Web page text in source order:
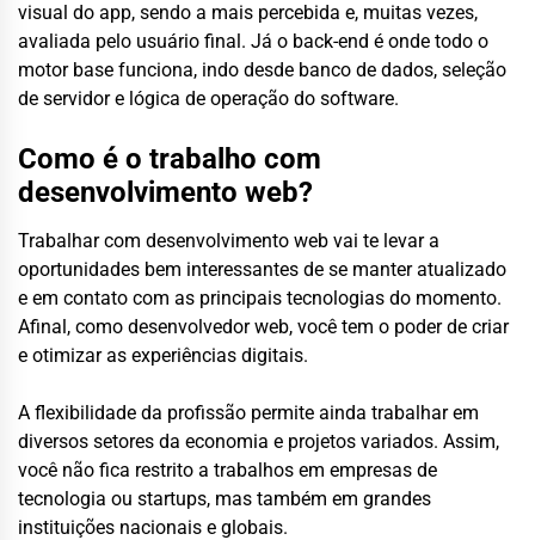
visual do app, sendo a mais percebida e, muitas vezes,
avaliada pelo usuário final. Já o back-end é onde todo o
motor base funciona, indo desde banco de dados, seleção
de servidor e lógica de operação do software.
Como é o trabalho com
desenvolvimento web?
Trabalhar com desenvolvimento web vai te levar a
oportunidades bem interessantes de se manter atualizado
e em contato com as principais tecnologias do momento.
Afinal, como desenvolvedor web, você tem o poder de criar
e otimizar as experiências digitais.
A flexibilidade da profissão permite ainda trabalhar em
diversos setores da economia e projetos variados. Assim,
você não fica restrito a trabalhos em empresas de
tecnologia ou startups, mas também em grandes
instituições nacionais e globais.